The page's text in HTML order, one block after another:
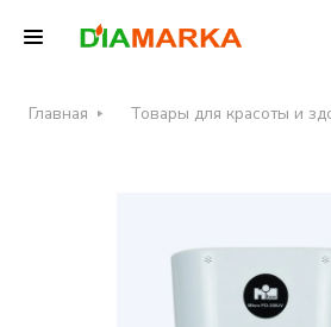
Главная Товары для красоты и